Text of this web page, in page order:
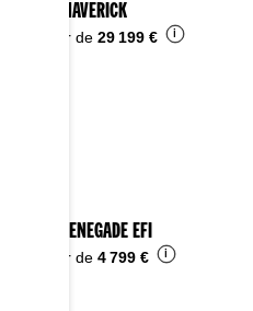
2023 MAVERICK
À partir de 29 199 € i
2023 RENEGADE EFI
À partir de 4 799 € i